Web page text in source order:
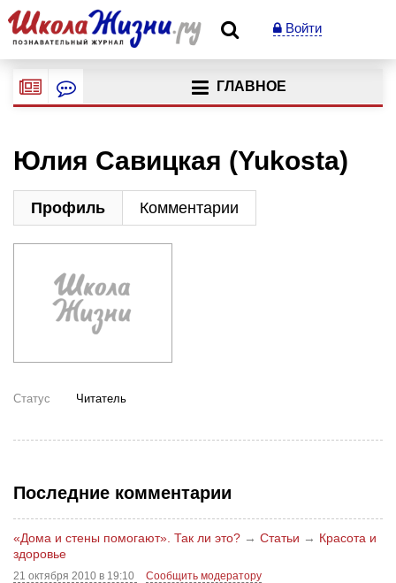
Войти
ГЛАВНОЕ
Юлия Савицкая (Yukosta)
Профиль Комментарии
Статус Читатель
Последние комментарии
«Дома и стены помогают». Так ли это? → Статьи → Красота и
здоровье
21 октября 2010 в 19:10 Сообщить модератору